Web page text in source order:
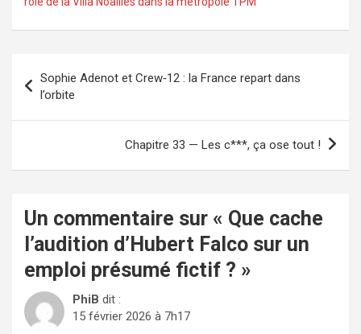
de
l’article
Sophie Adenot et Crew‑12 : la France repart dans
l’orbite
Chapitre 33 — Les c***, ça ose tout !
Un commentaire sur « Que cache
l’audition d’Hubert Falco sur un
emploi présumé fictif ? »
PhiB dit :
15 février 2026 à 7h17